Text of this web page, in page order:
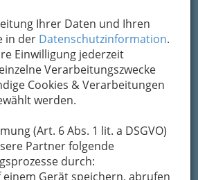
Ihrer Daten und Ihren
in der Datenschutzinformation.
Einwilligung jederzeit
Verarbeitungszwecke
Cookies & Verarbeitungen
werden.
(Art. 6 Abs. 1 lit. a DSGVO)
Partner folgende
durch:
Gerät speichern, abrufen